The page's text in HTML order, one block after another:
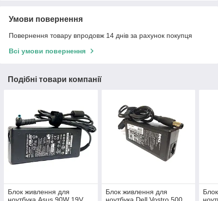
Умови повернення
Повернення товару впродовж 14 днів за рахунок покупця
Всі умови повернення
Подібні товари компанії
Блок живлення для
Блок живлення для